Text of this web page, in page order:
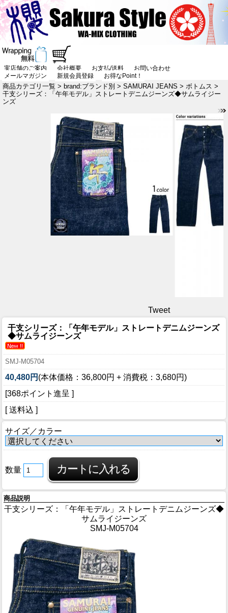
実店舗のご案内 会社概要 お支払/送料
お問い合わせ
メールマガジン
新規会員登録 お得なPoint！
商品カテゴリ一覧 > brand:ブランド別 > SAMURAI JEANS > ボトムス >
干支シリーズ：「午年モデル」ストレートデニムジーンズ◆サムライジー
ンズ
Tweet
干支シリーズ：「午年モデル」ストレートデニムジーンズ
◆サムライジーンズ
SMJ-M05704
40,480円 (本体価格：36,800円 + 消費税：3,680円)
[368ポイント進呈 ]
[ 送料込 ]
サイズ／カラー
数量
商品説明
干支シリーズ：「午年モデル」ストレートデニムジーンズ◆
サムライジーンズ
SMJ-M05704